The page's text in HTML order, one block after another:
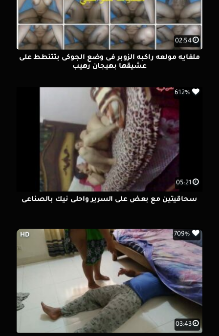
02:54
ملفايه مولعه راكبه الزوبر فى وضع الجوكى بتتنطط على
عشيقها بهيجان رهيب
05:21
612%
سحاقيتين مع بعض على السرير واحلى نيك بالصناعى
03:43
HD 709%